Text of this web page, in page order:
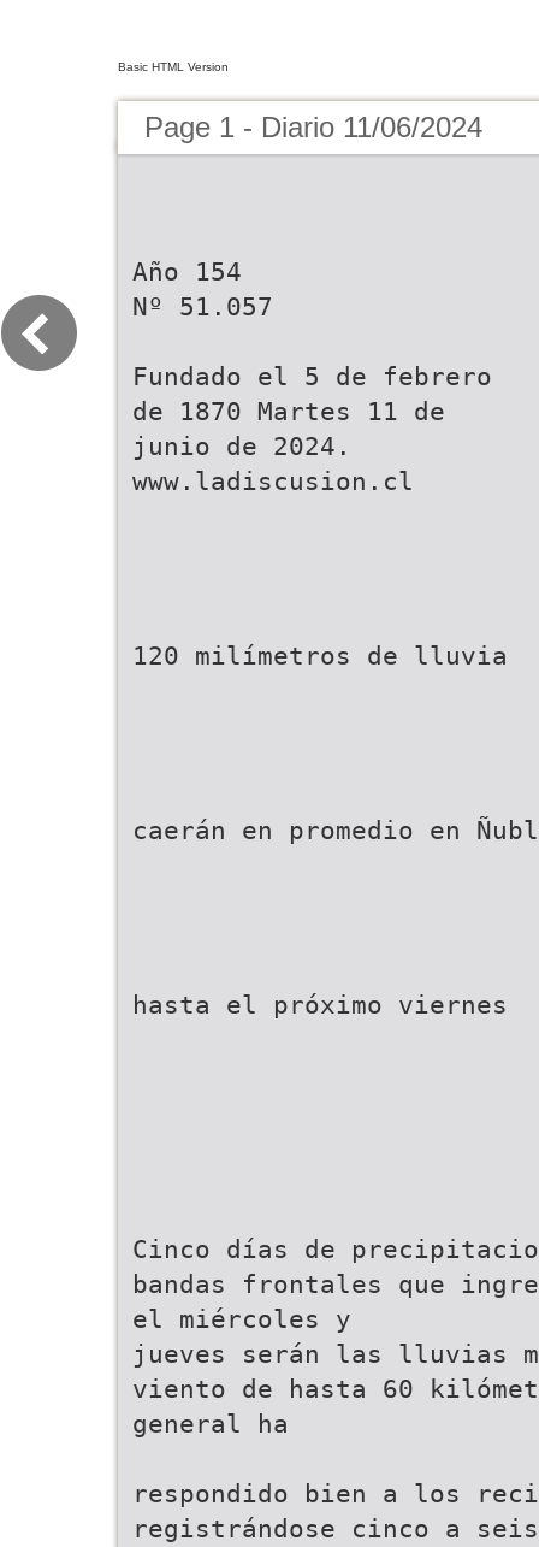
Basic HTML Version
Page 1 - Diario 11/06/2024
Año 154
Nº 51.057
Fundado el 5 de febrero
de 1870 Martes 11 de
junio de 2024.
www.ladiscusion.cl
120 milímetros de lluvia
caerán en promedio en
hasta el próximo viernes
Cinco días de
bandas frontales que
el miércoles y
jueves serán las lluvias
viento de hasta 60
general ha
respondido bien a los
registrándose cinco a